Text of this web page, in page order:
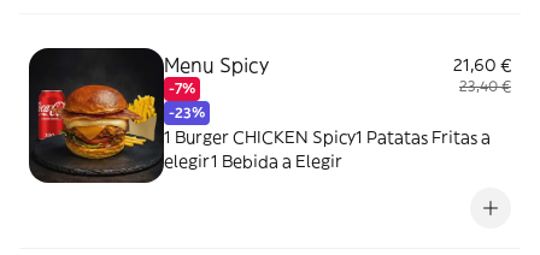
Menu Spicy
-7%
-23%
21,60 €
23,40 €
1 Burger CHICKEN Spicy1 Patatas Fritas a
elegir1 Bebida a Elegir